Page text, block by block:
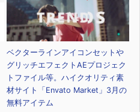
ベクターラインアイコンセットや
グリッチエフェクトAEプロジェク
トファイル等。ハイクオリティ素
材サイト「Envato Market」3月の
無料アイテム